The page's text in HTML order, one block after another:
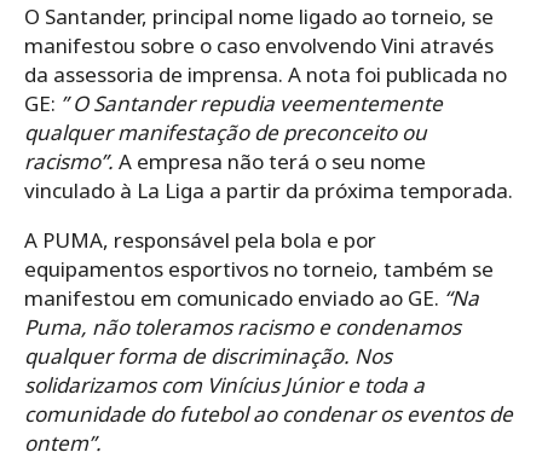
O Santander, principal nome ligado ao torneio, se
manifestou sobre o caso envolvendo Vini através
da assessoria de imprensa. A nota foi publicada no
GE: ” O Santander repudia veementemente
qualquer manifestação de preconceito ou
racismo”. A empresa não terá o seu nome
vinculado à La Liga a partir da próxima temporada.
A PUMA, responsável pela bola e por
equipamentos esportivos no torneio, também se
manifestou em comunicado enviado ao GE. “Na
Puma, não toleramos racismo e condenamos
qualquer forma de discriminação. Nos
solidarizamos com Vinícius Júnior e toda a
comunidade do futebol ao condenar os eventos de
ontem”.